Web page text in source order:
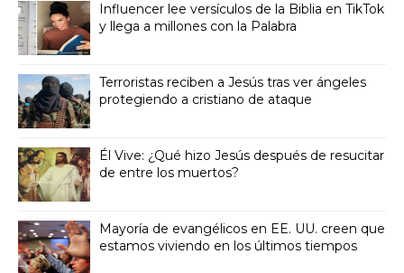
Influencer lee versículos de la Biblia en TikTok
y llega a millones con la Palabra
Terroristas reciben a Jesús tras ver ángeles
protegiendo a cristiano de ataque
Él Vive: ¿Qué hizo Jesús después de resucitar
de entre los muertos?
Mayoría de evangélicos en EE. UU. creen que
estamos viviendo en los últimos tiempos